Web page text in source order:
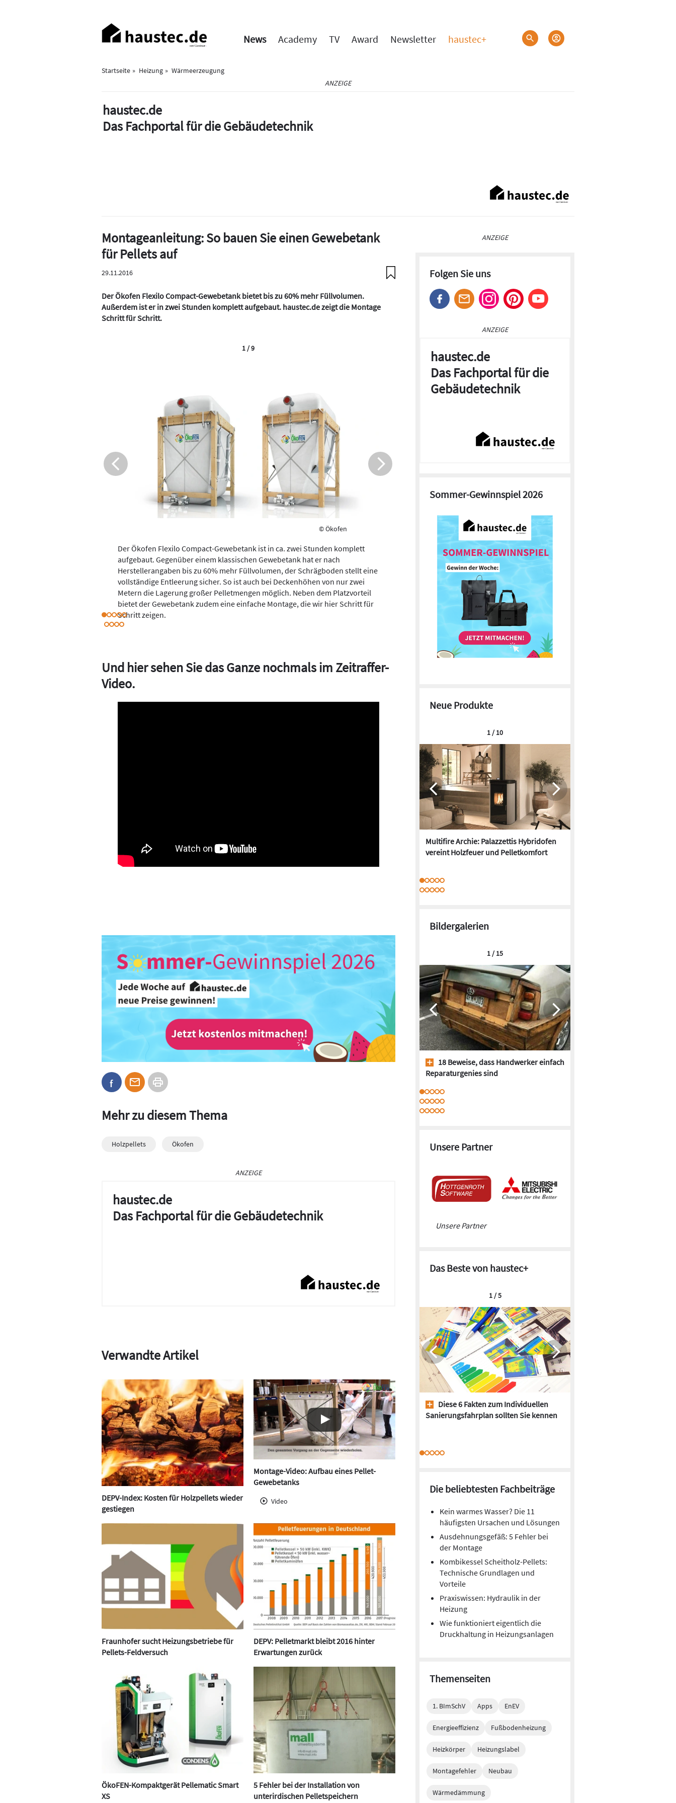
Haupt-
Navigation
News Academy TV Award Newsletter haustec+
Startseite Heizung
Wärmeerzeugung
ANZEIGE
haustec.de
Das Fachportal für die Gebäudetechnik
Montageanleitung: So bauen Sie einen Gewebetank
für Pellets auf
29.11.2016
Der Ökofen Flexilo Compact-Gewebetank bietet bis zu 60% mehr Füllvolumen.
Außerdem ist er in zwei Stunden komplett aufgebaut. haustec.de zeigt die Montage
Schritt für Schritt.
© Ökofen
Der Ökofen Flexilo Compact-Gewebetank ist in ca. zwei Stunden komplett
aufgebaut. Gegenüber einem klassischen Gewebetank hat er nach
Herstellerangaben bis zu 60% mehr Füllvolumen, der Schrägboden stellt eine
vollständige Entleerung sicher. So ist auch bei Deckenhöhen von nur zwei
Metern die Lagerung großer Pelletmengen möglich. Neben dem Platzvorteil
bietet der Gewebetank zudem eine einfache Montage, die wir hier Schritt für
Schritt zeigen.
die Streben an allen vier Stehern reihum über Kreuz fixiert.
1 / 9
Und hier sehen Sie das Ganze nochmals im Zeitraffer-
Video.
Mehr zu diesem Thema
Holzpellets Ökofen
ANZEIGE
haustec.de
Das Fachportal für die Gebäudetechnik
Verwandte Artikel
DEPV-Index: Kosten für Holzpellets wieder
gestiegen
Montage-Video: Aufbau eines Pellet-
Gewebetanks
Video
Fraunhofer sucht Heizungsbetriebe für
Pellets-Feldversuch
DEPV: Pelletmarkt bleibt 2016 hinter
Erwartungen zurück
ÖkoFEN-Kompaktgerät Pellematic Smart
XS
5 Fehler bei der Installation von
unterirdischen Pelletspeichern
ANZEIGE
Folgen Sie uns
ANZEIGE
haustec.de
Das Fachportal für die
Gebäudetechnik
Sommer-Gewinnspiel 2026
Neue Produkte
Multifire Archie: Palazzettis Hybridofen
vereint Holzfeuer und Pelletkomfort
1 / 10
Bildergalerien
18 Beweise, dass Handwerker einfach
Reparaturgenies sind
1 / 15
Unsere Partner
Unsere Partner
Das Beste von haustec+
Diese 6 Fakten zum Individuellen
Sanierungsfahrplan sollten Sie kennen
1 / 5
Die beliebtesten Fachbeiträge
Kein warmes Wasser? Die 11
häufigsten Ursachen und Lösungen
Ausdehnungsgefäß: 5 Fehler bei
der Montage
Kombikessel Scheitholz-Pellets:
Technische Grundlagen und
Vorteile
Praxiswissen: Hydraulik in der
Heizung
Wie funktioniert eigentlich die
Druckhaltung in Heizungsanlagen
Themenseiten
1. BImSchV Apps EnEV
Energieeffizienz Fußbodenheizung
Heizkörper Heizungslabel
Montagefehler Neubau
Wärmedämmung